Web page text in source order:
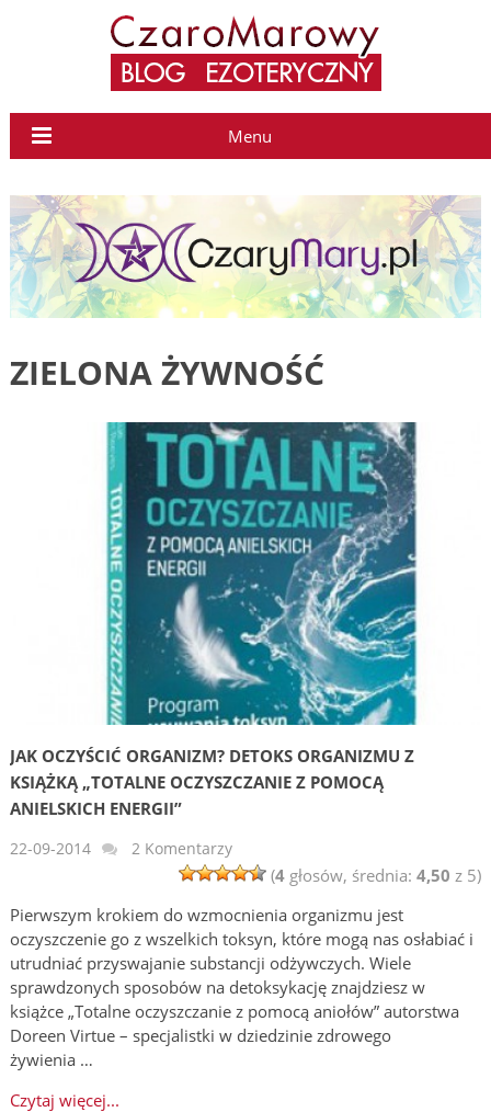
Menu
ZIELONA ŻYWNOŚĆ
JAK OCZYŚCIĆ ORGANIZM? DETOKS ORGANIZMU Z
KSIĄŻKĄ „TOTALNE OCZYSZCZANIE Z POMOCĄ
ANIELSKICH ENERGII”
22-09-2014 2 Komentarzy
(4głosów, średnia: 4,50 z 5)
Pierwszym krokiem do wzmocnienia organizmu jest
oczyszczenie go z wszelkich toksyn, które mogą nas osłabiać i
utrudniać przyswajanie substancji odżywczych. Wiele
sprawdzonych sposobów na detoksykację znajdziesz w
książce „Totalne oczyszczanie z pomocą aniołów” autorstwa
Doreen Virtue – specjalistki w dziedzinie zdrowego
żywienia …
Czytaj więcej...